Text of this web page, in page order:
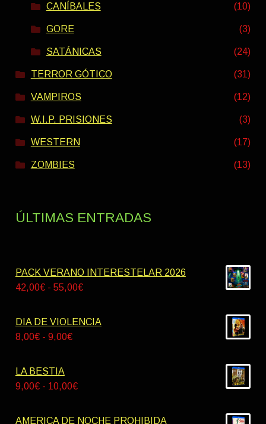
CANÍBALES (10)
GORE (3)
SATÁNICAS (24)
TERROR GÓTICO (31)
VAMPIROS (12)
W.I.P. PRISIONES (3)
WESTERN (17)
ZOMBIES (13)
ÚLTIMAS ENTRADAS
PACK VERANO INTERESTELAR 2026
42,00€ - 55,00€Rango
precios:
DIA DE VIOLENCIA
8,00€ - 9,00€Rango
desde
LA BESTIA
9,00€ - 10,00€Rango
precios:
AMERICA DE NOCHE PROHIBIDA